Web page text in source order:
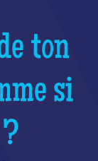
ton
si